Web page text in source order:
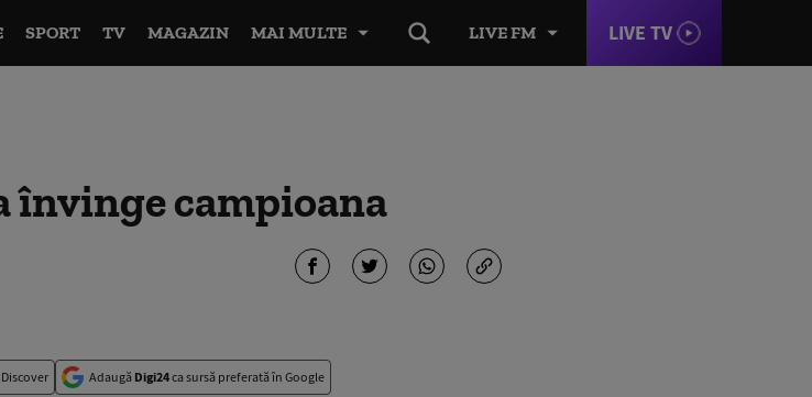
LIVE FM LIVE TV
SPORT TV MAGAZIN MAI MULTE
învinge campioana
Adaugă Digi24ca sursă preferată în Google